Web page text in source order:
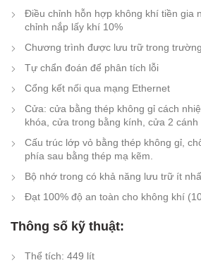
Điều chỉnh hỗn hợp không khí tiền gia
chỉnh nắp lấy khí 10%
Chương trình được lưu trữ trong
Tự chẩn đoán để phân tích lỗi
Cổng kết nối qua mạng Ethernet
Cửa: cửa bằng thép không gỉ cách
khóa, cửa trong bằng kính, cửa 2 cánh
Cấu trúc lớp vỏ bằng thép không gỉ,
phía sau bằng thép mạ kẽm.
Bộ nhớ trong có khả năng lưu trữ ít
Đạt 100% độ an toàn cho không khí
Thông số kỹ thuật:
Thể tích: 449 lít